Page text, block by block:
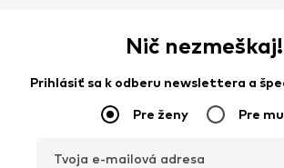
Nič nezmeškaj!
Prihlásiť sa k odberu newslettera a
Pre ženy Pre
Tvoja e-mailová adresa